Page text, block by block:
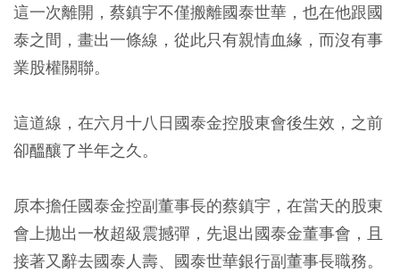
這一次離開，蔡鎮宇不僅搬離國泰世華，也在他跟國
泰之間，畫出一條線，從此只有親情血緣，而沒有事
業股權關聯。
這道線，在六月十八日國泰金控股東會後生效，之前
卻醞釀了半年之久。
原本擔任國泰金控副董事長的蔡鎮宇，在當天的股東
會上拋出一枚超級震撼彈，先退出國泰金董事會，且
接著又辭去國泰人壽、國泰世華銀行副董事長職務。